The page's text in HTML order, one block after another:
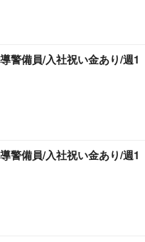
警備員/入社祝い金あり/週1
警備員/入社祝い金あり/週1